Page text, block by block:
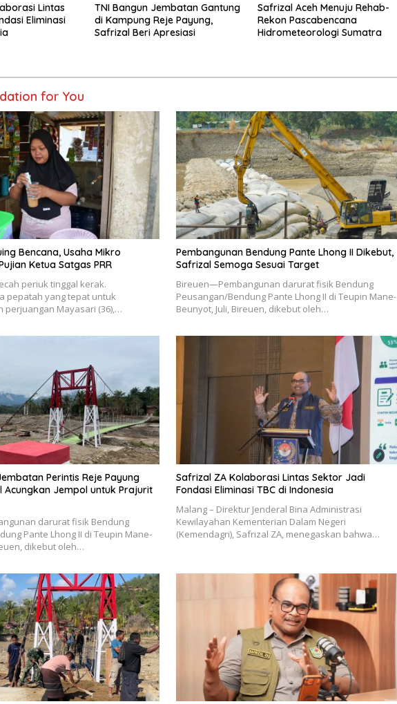
Lintas
Eliminasi
TNI Bangun Jembatan Gantung
di Kampung Reje Payung,
Safrizal Beri Apresiasi
Safrizal Aceh Menuju Rehab-
Rekon Pascabencana
Hidrometeorologi Sumatra
for You
Bencana, Usaha Mikro
Ketua Satgas PRR
periuk tinggal kerak.
pepatah yang tepat untuk
perjuangan Mayasari (36),…
Pembangunan Bendung Pante Lhong II Dikebut,
Safrizal Semoga Sesuai Target
Bireuen—Pembangunan darurat fisik Bendung
Peusangan/Bendung Pante Lhong II di Teupin Mane-
Beunyot, Juli, Bireuen, dikebut oleh…
Perintis Reje Payung
Acungkan Jempol untuk Prajurit
darurat fisik Bendung
Pante Lhong II di Teupin Mane-
dikebut oleh…
Safrizal ZA Kolaborasi Lintas Sektor Jadi
Fondasi Eliminasi TBC di Indonesia
Malang – Direktur Jenderal Bina Administrasi
Kewilayahan Kementerian Dalam Negeri
(Kemendagri), Safrizal ZA, menegaskan bahwa…